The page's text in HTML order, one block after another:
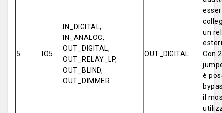
5 IO5
IN_DIGITAL,
IN_ANALOG,
OUT_DIGITAL,
OUT_RELAY_LP,
OUT_BLIND,
OUT_DIMMER
OUT_DIGITAL
un
Con 2
è
il